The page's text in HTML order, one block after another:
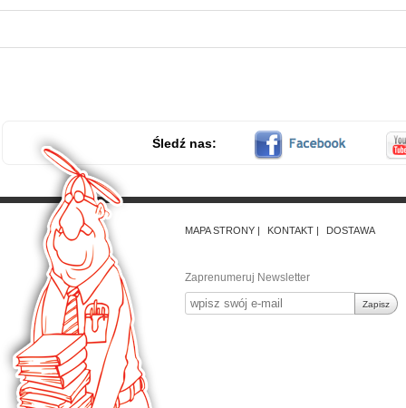
Śledź nas:
MAPA STRONY KONTAKT DOSTAWA
Zaprenumeruj Newsletter